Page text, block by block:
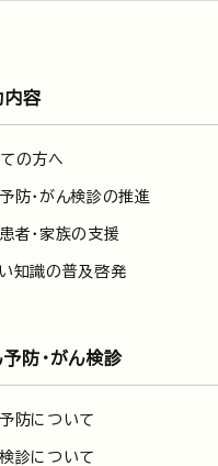
内容
の方へ
防・がん検診の推進
者・家族の支援
知識の普及啓発
予防・がん検診
防について
診について